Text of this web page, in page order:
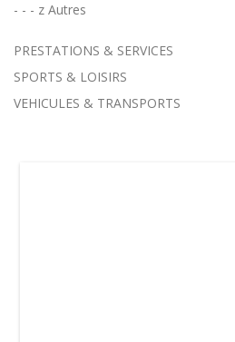
- - - z Autres
PRESTATIONS & SERVICES
SPORTS & LOISIRS
VEHICULES & TRANSPORTS